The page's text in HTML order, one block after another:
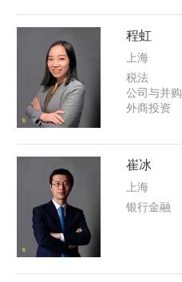
程虹
上海
税法
公司与并购
外商投资
崔冰
上海
银行金融